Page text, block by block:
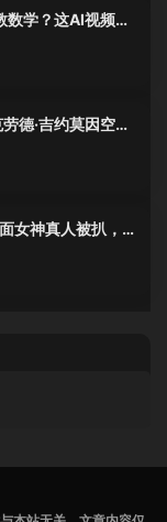
数学？这AI视频全
德·吉约莫因空难
女神真人被扒，网